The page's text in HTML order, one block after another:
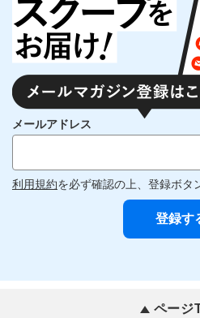
メールアドレス
利用規約を必ず確認の上、登録ボタ
ページ